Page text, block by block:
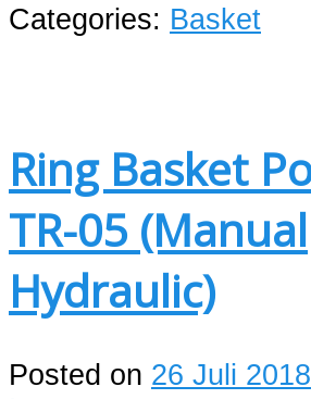
Categories: Basket
Ring Basket
TR-05 (Manual
Hydraulic)
Posted on 26 Juli 2018